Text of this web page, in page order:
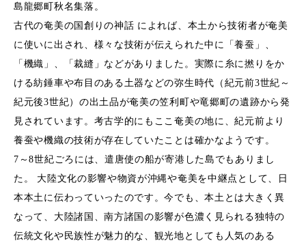
島龍郷町秋名集落。
古代の奄美の国創りの神話 によれば、本土から技術者が奄美
に使いに出され、様々な技術が伝えられた中に「養蚕」、
「機織」、「裁縫」などがありました。実際に糸に撚りをか
ける紡錘車や布目のある土器などの弥生時代（紀元前3世紀～
紀元後3世紀）の出土品が奄美の笠利町や竜郷町の遺跡から発
見されています。考古学的にもここ奄美の地に、紀元前より
養蚕や機織の技術が存在していたことは確かなようです。
7～8世紀ごろには、遣唐使の船が寄港した島でもありまし
た。 大陸文化の影響や物資が沖縄や奄美を中継点として、日
本本土に伝わっていったのです。今でも、本土とは大きく異
なって、大陸諸国、南方諸国の影響が色濃く見られる独特の
伝統文化や民族性が魅力的な、観光地としても人気のある